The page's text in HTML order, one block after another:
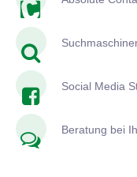
Social Media
Beratung bei